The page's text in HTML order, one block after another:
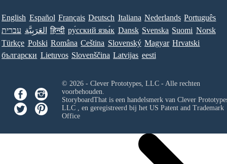
English Español Français Deutsch Italiana Nederlands Português
עברית العَرَبِيَّة हिन्दी ру́сский язы́к Dansk Svenska Suomi Norsk
Türkçe Polski Româna Ceština Slovenský Magyar Hrvatski
български Lietuvos Slovenščina Latvijas eesti
© 2026 - Clever Prototypes, LLC - Alle rechten
voorbehouden.
StoryboardThat is een handelsmerk van Clever
LLC, en geregistreerd bij het US Patent and Trademark
Office